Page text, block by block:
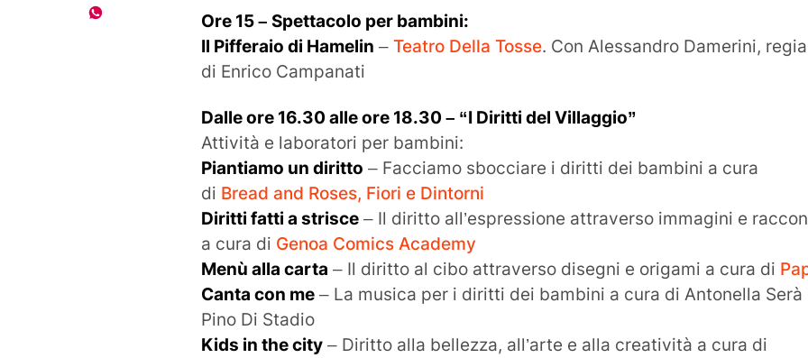
Ore 15 – Spettacolo per bambini:
Il Pifferaio di Hamelin –Teatro Della Tosse. Con Alessandro Damerini, regia
di Enrico Campanati
Dalle ore 16.30 alle ore 18.30 – “I Diritti del Villaggio”
Attività e laboratori per bambini:
Piantiamo un diritto – Facciamo sbocciare i diritti dei bambini a cura
di Bread and Roses, Fiori e Dintorni
Diritti fatti a strisce – Il diritto all’espressione attraverso immagini e
a cura di Genoa Comics Academy
Menù alla carta – Il diritto al cibo attraverso disegni e origami a cura di
Canta con me – La musica per i diritti dei bambini a cura di Antonella Serà
Pino Di Stadio
Kids in the city – Diritto alla bellezza, all’arte e alla creatività a cura di